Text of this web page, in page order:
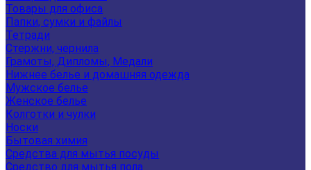
Товары для офиса
Папки, сумки и файлы
Тетради
Стержни, чернила
Грамоты, Дипломы, Медали
Нижнее белье и домашняя одежда
Мужское белье
Женское белье
Колготки и чулки
Носки
Бытовая химия
Средства для мытья посуды
Средство для мытья пола